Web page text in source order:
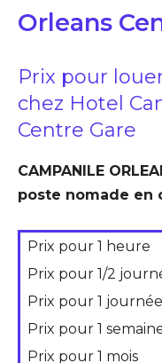
Orleans
Prix pour
chez Hotel
Centre Gare
CAMPANILE
poste nomade en
Prix pour 1 heure
Prix pour 1/2
Prix pour 1 journée
Prix pour 1
Prix pour 1 mois